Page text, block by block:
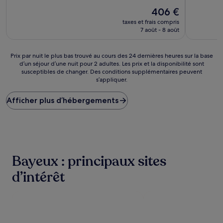
Le
nouveau
prix
406 €
406 €
taxes et frais compris
7 août - 8 août
Prix
plus
bas
trouvé
heures
sur
base
Prix par nuit le plus bas trouvé au cours des 24 dernières heures sur la base
d’un séjour d’une nuit pour 2 adultes. Les prix et la disponibilité sont
susceptibles de changer. Des conditions supplémentaires peuvent
s’appliquer.
Afficher plus d’hébergements
Bayeux : principaux sites
d’intérêt